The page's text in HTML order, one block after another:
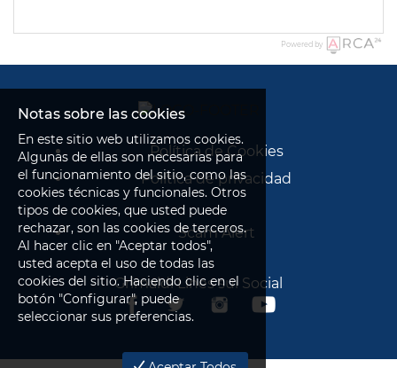
Powered by
Política de Cookies
Política de privacidad
Scam Alert
Grimaldi Lines sui Social
Notas sobre las cookies
En este sitio web utilizamos cookies.
Algunas de ellas son necesarias para
el funcionamiento del sitio, como las
cookies técnicas y funcionales. Otros
tipos de cookies, que usted puede
rechazar, son las cookies de terceros.
Al hacer clic en "Aceptar todos",
usted acepta el uso de todas las
cookies del sitio. Haciendo clic en el
botón "Configurar", puede
seleccionar sus preferencias.